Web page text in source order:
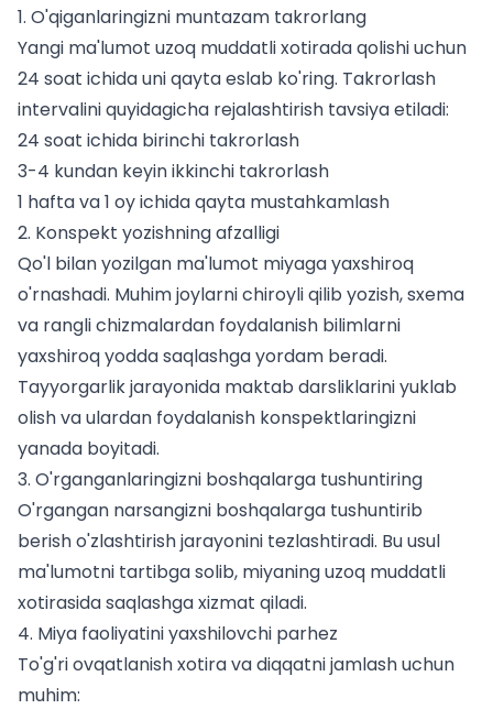
1. O'qiganlaringizni muntazam takrorlang
Yangi ma'lumot uzoq muddatli xotirada qolishi uchun
24 soat ichida uni qayta eslab ko'ring. Takrorlash
intervalini quyidagicha rejalashtirish tavsiya etiladi:
24 soat ichida birinchi takrorlash
3-4 kundan keyin ikkinchi takrorlash
1 hafta va 1 oy ichida qayta mustahkamlash
2. Konspekt yozishning afzalligi
Qo'l bilan yozilgan ma'lumot miyaga yaxshiroq
o'rnashadi. Muhim joylarni chiroyli qilib yozish, sxema
va rangli chizmalardan foydalanish bilimlarni
yaxshiroq yodda saqlashga yordam beradi.
Tayyorgarlik jarayonida maktab darsliklarini yuklab
olishva ulardan foydalanish konspektlaringizni
yanada boyitadi.
3. O'rganganlaringizni boshqalarga tushuntiring
O'rgangan narsangizni boshqalarga tushuntirib
berish o'zlashtirish jarayonini tezlashtiradi. Bu usul
ma'lumotni tartibga solib, miyaning uzoq muddatli
xotirasida saqlashga xizmat qiladi.
4. Miya faoliyatini yaxshilovchi parhez
To'g'ri ovqatlanish xotira va diqqatni jamlash uchun
muhim: